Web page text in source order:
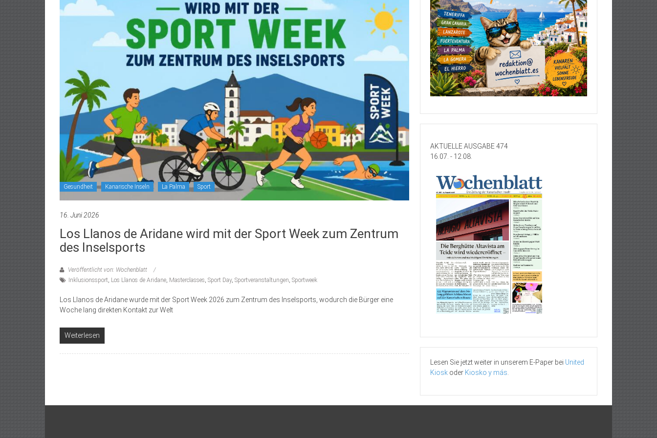
Gesundheit Kanarische Inseln La Palma Sport
16. Juni 2026
Los Llanos de Aridane wird mit der Sport Week zum Zentrum
des Inselsports
Veröffentlicht von: Wochenblatt
Inklusionssport, Los Llanos de Aridane, Masterclasses, Sport Day, Sportveranstaltungen, Sportweek
Los Llanos de Aridane wurde mit der Sport Week 2026 zum Zentrum des Inselsports, wodurch die Bürger eine
Woche lang direkten Kontakt zur Welt
Weiterlesen
AKTUELLE AUSGABE 474
16.07. - 12.08.
Lesen Sie jetzt weiter in unserem E-Paper bei United
Kiosk oder Kiosko y más